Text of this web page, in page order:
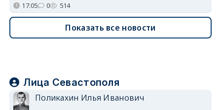
17:05 0 514
Показать все новости
Лица Севастополя
Поликахин Илья Иванович